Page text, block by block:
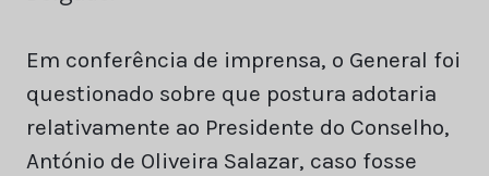
Em conferência de imprensa, o General foi
questionado sobre que postura adotaria
relativamente ao Presidente do Conselho,
António de Oliveira Salazar, caso fosse